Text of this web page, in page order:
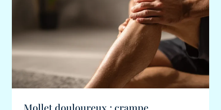
Mollet douloureux : crampe,